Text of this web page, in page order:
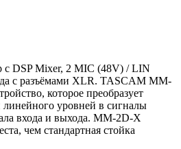
с DSP Mixer, 2 MIC (48V) / LIN
с разъёмами XLR. TASCAM MM-
которое преобразует
уровней в сигналы
входа и выхода. MM-2D-X
чем стандартная стойка